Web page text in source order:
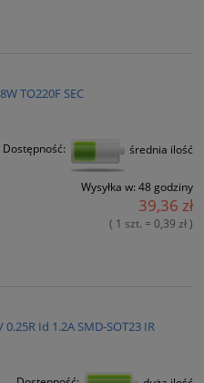
TO220F SEC
Dostępność: średnia ilość
Wysyłka w: 48 godziny
39,36 zł
( 1 szt. = 0,39 zł )
Id 1.2A SMD-SOT23 IR